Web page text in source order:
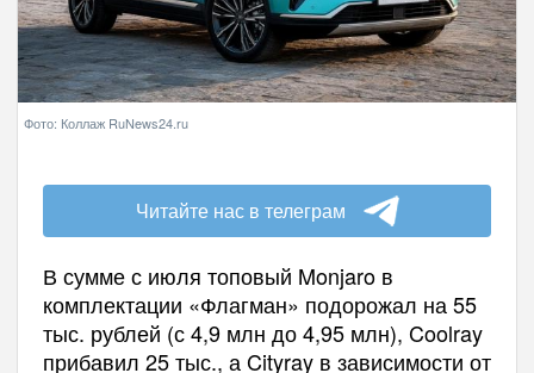
Фото: Коллаж RuNews24.ru
Читайте нас в телеграм
В сумме с июля топовый Monjaro в
комплектации «Флагман» подорожал на 55
тыс. рублей (с 4,9 млн до 4,95 млн), Coolray
прибавил 25 тыс., а Cityray в зависимости от